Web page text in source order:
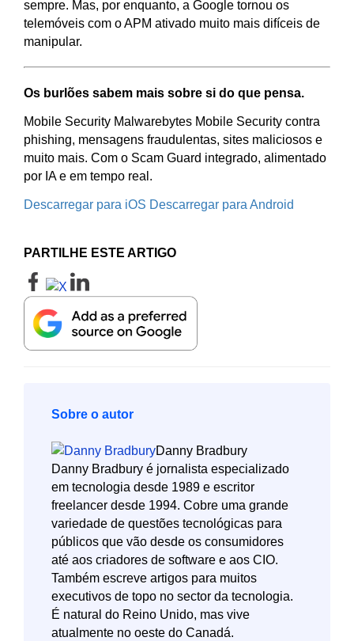
sempre. Mas, por enquanto, a Google tornou os
telemóveis com o APM ativado muito mais difíceis de
manipular.
Os burlões sabem mais sobre si do que pensa.
Mobile Security Malwarebytes Mobile Security contra
phishing, mensagens fraudulentas, sites maliciosos e
muito mais. Com o Scam Guard integrado, alimentado
por IA e em tempo real.
Descarregar para iOS Descarregar para Android
PARTILHE ESTE ARTIGO
Sobre o autor
Danny Bradbury
Danny Bradbury é jornalista especializado
em tecnologia desde 1989 e escritor
freelancer desde 1994. Cobre uma grande
variedade de questões tecnológicas para
públicos que vão desde os consumidores
até aos criadores de software e aos CIO.
Também escreve artigos para muitos
executivos de topo no sector da tecnologia.
É natural do Reino Unido, mas vive
atualmente no oeste do Canadá.